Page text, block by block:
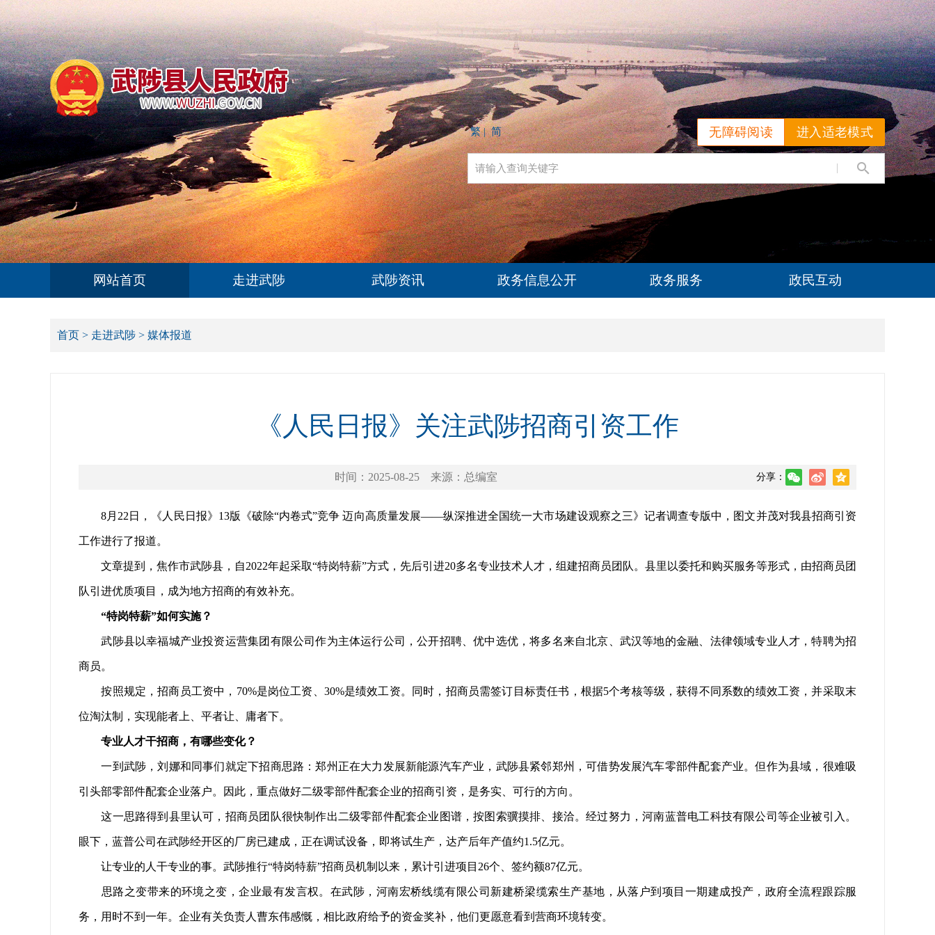
进入适老模式
无障碍阅读
繁 | 简
网站首页 走进武陟 武陟资讯 政务信息公开 政务服务 政民互动
首页 > 走进武陟 > 媒体报道
《人民日报》关注武陟招商引资工作
时间：2025-08-25 来源：总编室 分享：
8月22日，《人民日报》13版《破除“内卷式”竞争 迈向高质量发展——纵深推进全国统一大市场建设观察之三》记者调查专版中，图文并茂对我县招商引资
工作进行了报道。
文章提到，焦作市武陟县，自2022年起采取“特岗特薪”方式，先后引进20多名专业技术人才，组建招商员团队。县里以委托和购买服务等形式，由招商员团
队引进优质项目，成为地方招商的有效补充。
“特岗特薪”如何实施？
武陟县以幸福城产业投资运营集团有限公司作为主体运行公司，公开招聘、优中选优，将多名来自北京、武汉等地的金融、法律领域专业人才，特聘为招
商员。
按照规定，招商员工资中，70%是岗位工资、30%是绩效工资。同时，招商员需签订目标责任书，根据5个考核等级，获得不同系数的绩效工资，并采取末
位淘汰制，实现能者上、平者让、庸者下。
专业人才干招商，有哪些变化？
一到武陟，刘娜和同事们就定下招商思路：郑州正在大力发展新能源汽车产业，武陟县紧邻郑州，可借势发展汽车零部件配套产业。但作为县域，很难吸
引头部零部件配套企业落户。因此，重点做好二级零部件配套企业的招商引资，是务实、可行的方向。
这一思路得到县里认可，招商员团队很快制作出二级零部件配套企业图谱，按图索骥摸排、接洽。经过努力，河南蓝普电工科技有限公司等企业被引入。
眼下，蓝普公司在武陟经开区的厂房已建成，正在调试设备，即将试生产，达产后年产值约1.5亿元。
让专业的人干专业的事。武陟推行“特岗特薪”招商员机制以来，累计引进项目26个、签约额87亿元。
思路之变带来的环境之变，企业最有发言权。在武陟，河南宏桥线缆有限公司新建桥梁缆索生产基地，从落户到项目一期建成投产，政府全流程跟踪服
务，用时不到一年。企业有关负责人曹东伟感慨，相比政府给予的资金奖补，他们更愿意看到营商环境转变。